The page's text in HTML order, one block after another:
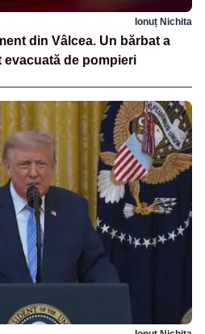
Ionuț Nichita
din Vâlcea. Un bărbat a
evacuată de pompieri